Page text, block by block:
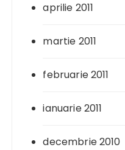
aprilie 2011
martie 2011
februarie 2011
ianuarie 2011
decembrie 2010